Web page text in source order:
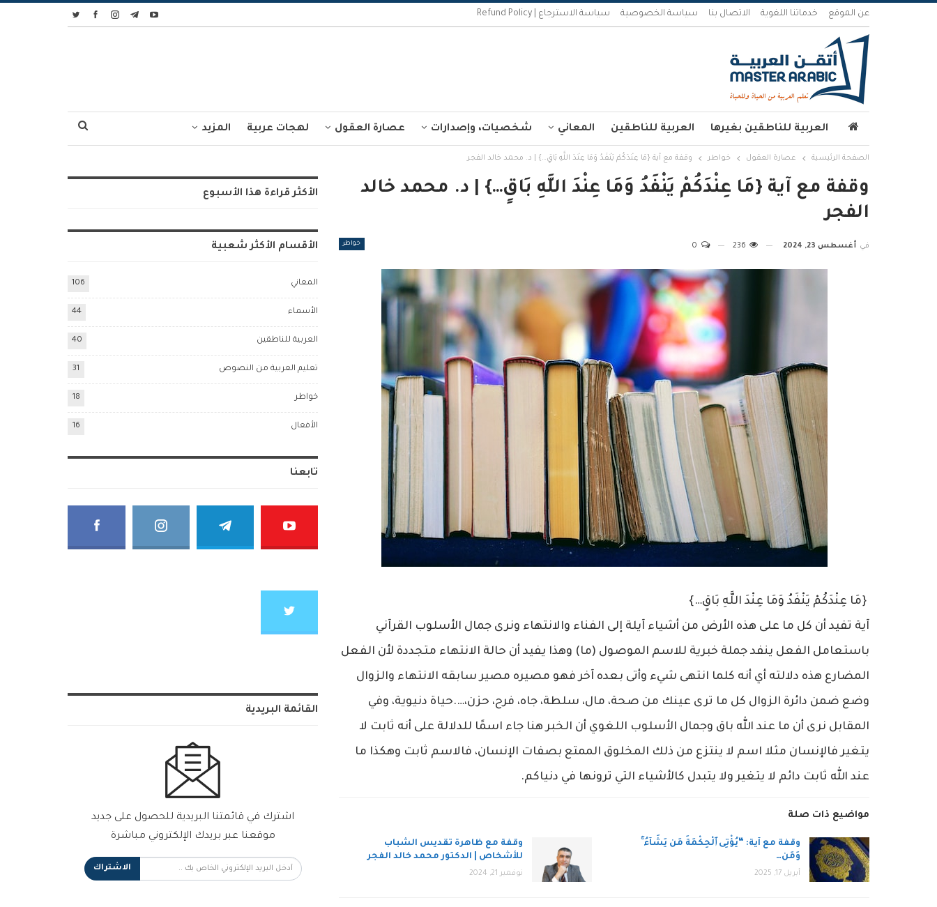
عن الموقع خدماتنا اللغوية الاتصال بنا سياسة الخصوصية سياسة الاسترجاع | Refund Policy
العربية للناطقين بغيرها العربية للناطقين المعاني شخصيات، وإصدارات عصارة العقول لهجات عربية المزيد
الصفحة الرئيسية عصارة العقول خواطر وقفة مع آية {مَا عِنْدَكُمْ يَنْفَدُ وَمَا عِنْدَ اللَّهِ بَاقٍ…} | د. محمد خالد الفجر
وقفة مع آية {مَا عِنْدَكُمْ يَنْفَدُ وَمَا عِنْدَ اللَّهِ بَاقٍ…} | د. محمد خالد
الفجر
خواطر في أغسطس 23, 2024
{مَا عِنْدَكُمْ يَنْفَدُ وَمَا عِنْدَ اللَّهِ بَاقٍ…}
آية تفيد أن كل ما على هذه الأرض من أشياء آيلة إلى الفناء والانتهاء ونرى جمال الأسلوب القرآني
باستعامل الفعل ينفد جملة خبرية للاسم الموصول (ما) وهذا يفيد أن حالة الانتهاء متجددة لأن الفعل
المضارع هذه دلالته أي أنه كلما انتهى شيء وأتى بعده آخر فهو مصيره مصير سابقه الانتهاء والزوال
وضع ضمن دائرة الزوال كل ما ترى عينك من صحة، مال، سلطة، جاه، فرح، حزن،….حياة دنيوية، وفي
المقابل نرى أن ما عند الله باق وجمال الأسلوب اللغوي أن الخبر هنا جاء اسمًا للدلالة على أنه ثابت لا
يتغير فالإنسان مثلا اسم لا ينتزع من ذلك المخلوق الممتع بصفات الإنسان، فالاسم ثابت وهكذا ما
عند الله ثابت دائم لا يتغير ولا يتبدل كالأشياء التي ترونها في دنياكم.
مواضيع ذات صلة
وقفة مع آية: “يُؤْتِى ٱلْحِكْمَةَ مَن يَشَآءُ ۚ
وَمَن…
أبريل 17, 2025
وقفة مع ظاهرة تقديس الشباب
للأشخاص | الدكتور محمد خالد الفجر
نوفمبر 21, 2024
الأكثر قراءة هذا الأسبوع
الأقسام الأكثر شعبية
المعاني 106
الأسماء 44
العربية للناطقين 40
تعليم العربية من النصوص 31
خواطر 18
الأفعال 16
تابعنا
القائمة البريدية
اشترك في قائمتنا البريدية للحصول على جديد
موقعنا عبر بريدك الإلكتروني مباشرة
الاشتراك